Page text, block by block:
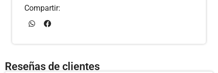
Compartir:
Reseñas de clientes